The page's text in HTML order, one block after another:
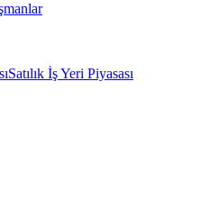
Satılık İş Yeri Piyasası